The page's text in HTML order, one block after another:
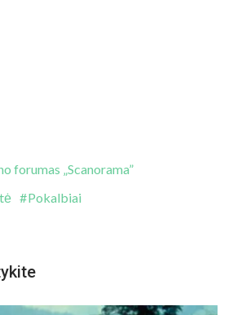
forumas „Scanorama”
Pokalbiai